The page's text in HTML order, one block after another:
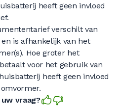
heeft geen invloed
verschilt van
is afhankelijk van het
Hoe groter het
voor het gebruik van
heeft geen invloed
vraag?